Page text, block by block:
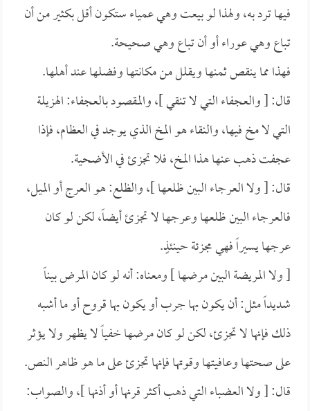
فيها ترد به، ولهذا لو بيعت وهي عمياء ستكون أقل بكثير من أن
تباع وهي عوراء أو أن تباع وهي صحيحة.
فهذا مما ينقص ثمنها ويقلل من مكانتها وفضلها عند أهلها.
قال: [ والعجفاء التي لا تنقي ]، والمقصود بالعجفاء: الهزيلة
التي لا مخ فيها، والنقاء هو المخ الذي يوجد في العظام، فإذا
عجفت ذهب عنها هذا المخ، فلا تجزئ في الأضحية.
قال: [ ولا العرجاء البين ظلعها ]، والظلع: هو العرج أو الميل،
فالعرجاء البين ظلعها وعرجها لا تجزئ أيضاً، لكن لو كان
عرجها يسيراً فهي مجزئة حينئذٍ.
[ ولا المريضة البين مرضها ] ومعناه: أنه لو كان المرض بيناً
شديداً مثل: أن يكون بها جرب أو يكون بها قروح أو ما أشبه
ذلك فإنها لا تجزئ، لكن لو كان مرضها خفياً لا يظهر ولا يؤثر
على صحتها وعافيتها وقوتها فإنها تجزئ على ما هو ظاهر النص.
قال: [ ولا العضباء التي ذهب أكثر قرنها أو أذنها ]، والصواب: